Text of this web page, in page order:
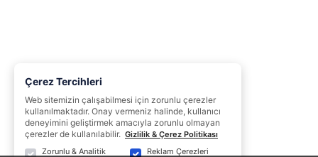
Çerez Tercihleri
Web sitemizin çalışabilmesi için zorunlu çerezler
kullanılmaktadır. Onay vermeniz halinde, kullanıcı
deneyimini geliştirmek amacıyla zorunlu olmayan
çerezler de kullanılabilir. Gizlilik & Çerez Politikası
Zorunlu & Analitik
Reklam Çerezleri